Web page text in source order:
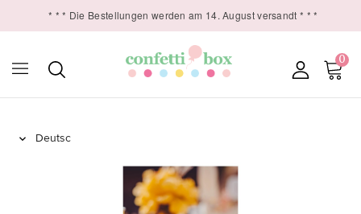
* * * Die Bestellungen werden am 14. August versandt * * *
0
